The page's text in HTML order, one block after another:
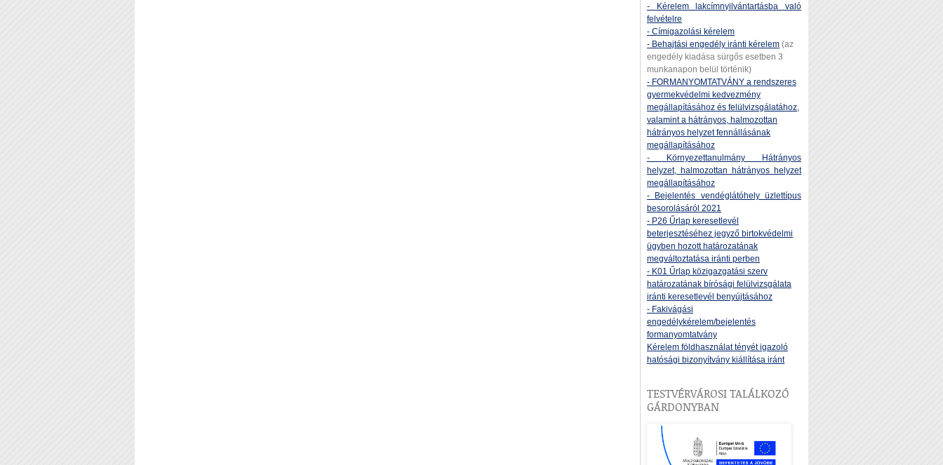
- Kérelem lakcímnyilvántartásba való
felvételre
- Címigazolási kérelem
- Behajtási engedély iránti kérelem (az
engedély kiadása sürgős esetben 3
munkanapon belül történik)
- FORMANYOMTATVÁNY a rendszeres
gyermekvédelmi kedvezmény
megállapításához és felülvizsgálatához,
valamint a hátrányos, halmozottan
hátrányos helyzet fennállásának
megállapításához
- Környezettanulmány Hátrányos
helyzet, halmozottan hátrányos helyzet
megállapításához
- Bejelentés vendéglátóhely üzlettípus
besorolásáról 2021
- P26 Űrlap keresetlevél
beterjesztéséhez jegyző birtokvédelmi
ügyben hozott határozatának
megváltoztatása iránti perben
- K01 Űrlap közigazgatási szerv
határozatának bírósági felülvizsgálata
iránti keresetlevél benyújtásához
- Fakivágási
engedélykérelem/bejelentés
formanyomtatvány
Kérelem földhasználat tényét igazoló
hatósági bizonyítvány kiállítása iránt
TESTVÉRVÁROSI TALÁLKOZÓ
GÁRDONYBAN